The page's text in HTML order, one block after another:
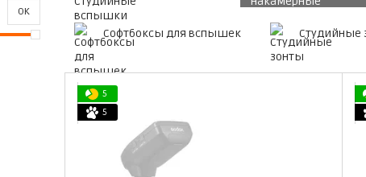
Софтбоксы для вспышек Студийные
5
5
OK